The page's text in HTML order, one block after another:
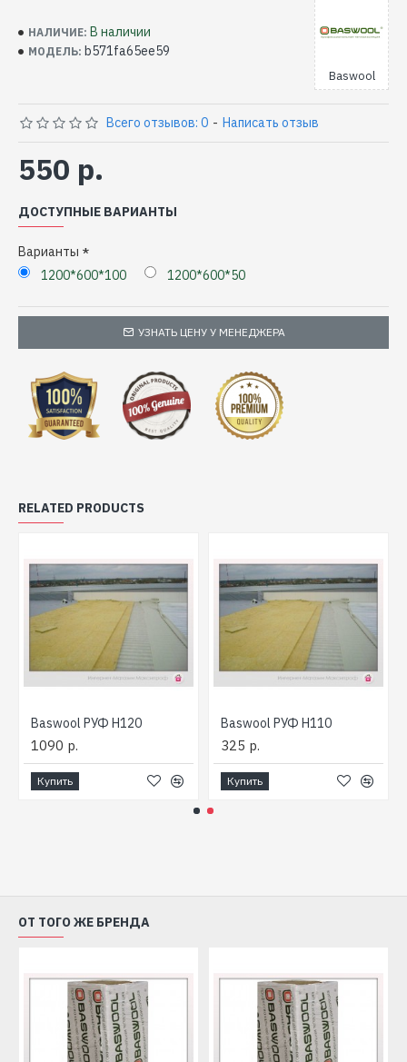
НАЛИЧИЕ: В наличии
МОДЕЛЬ: b571fa65ee59
Baswool
Всего отзывов: 0 - Написать отзыв
550 р.
ДОСТУПНЫЕ ВАРИАНТЫ
Варианты
1200*600*100
1200*600*50
УЗНАТЬ ЦЕНУ У МЕНЕДЖЕРА
RELATED PRODUCTS
Baswool РУФ Н120
1090 р.
Купить
Baswool РУФ Н110
325 р.
Купить
ОТ ТОГО ЖЕ БРЕНДА